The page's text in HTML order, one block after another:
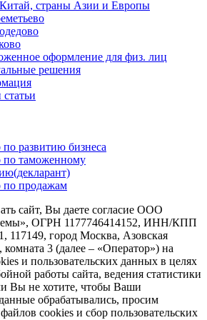
Китай, страны Азии и Европы
оформление для физ. лиц
решения
развитию бизнеса
таможенному
продажам
сайт, Вы даете согласие ООО
ОГРН 1177746414152, ИНН/КПП
117149, город Москва, Азовская
3 (далее – «Оператор») на
и пользовательских данных в целях
работы сайта, ведения статистики
Вы не хотите, чтобы Ваши
обрабатывались, просим
cookies и сбор пользовательских